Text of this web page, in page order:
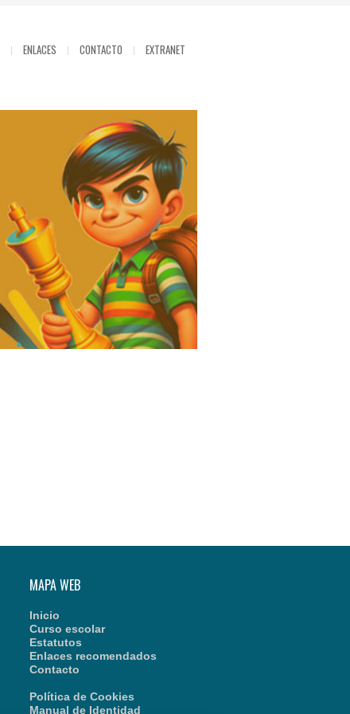
ENLACES CONTACTO EXTRANET
MAPA WEB
Inicio
Curso escolar
Estatutos
Enlaces recomendados
Contacto
Política de Cookies
Manual de Identidad